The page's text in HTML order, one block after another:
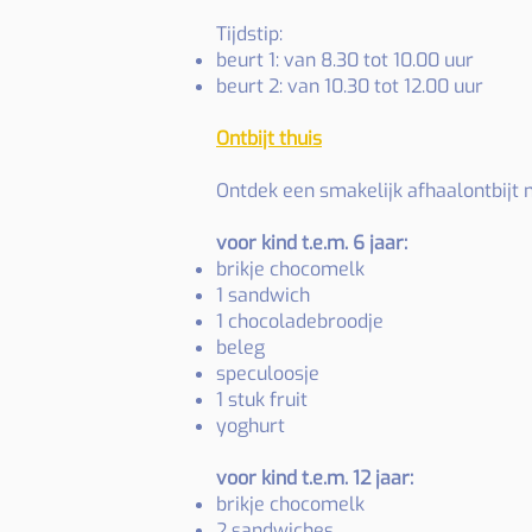
Tijdstip:
beurt 1: van 8.30 tot 10.00 uur
beurt 2: van 10.30 tot 12.00 uur
Ontbijt thuis
Ontdek een smakelijk afhaalontbijt
voor kind t.e.m. 6 jaar:
brikje chocomelk
1 sandwich
1 chocoladebroodje
beleg
speculoosje
1 stuk fruit
yoghurt
voor kind t.e.m. 12 jaar:
brikje chocomelk